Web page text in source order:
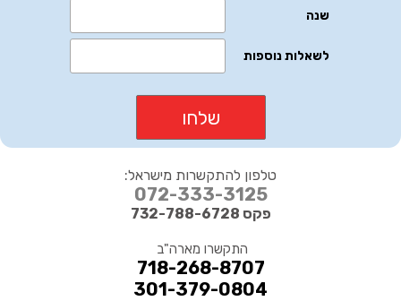
טלפון להתקשרות מישראל:
072-333-3125
פקס 732-788-6728
התקשרו מארה"ב
718-268-8707
301-379-0804